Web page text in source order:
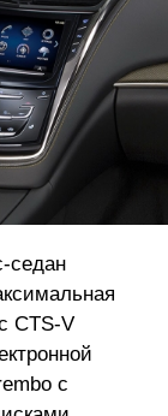
седан
CTS-V
с